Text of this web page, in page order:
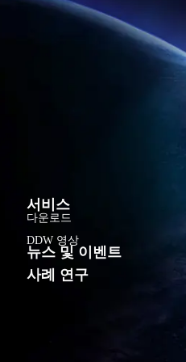
서비스
다운로드
DDW 영상
뉴스 및 이벤트
사례 연구
Português
Italiano
Tiếng Việt